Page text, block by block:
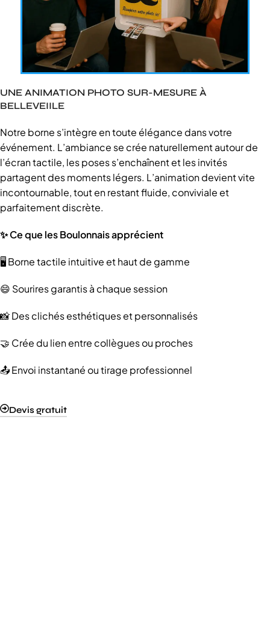
UNE ANIMATION PHOTO SUR-MESURE À
BELLEVEIILE
Notre borne s’intègre en toute élégance dans votre
événement. L’ambiance se crée naturellement autour de
l’écran tactile, les poses s’enchaînent et les invités
partagent des moments légers. L’animation devient vite
incontournable, tout en restant fluide, conviviale et
parfaitement discrète.
✨ Ce que les Boulonnais apprécient
🖥️ Borne tactile intuitive et haut de gamme
😄 Sourires garantis à chaque session
📸 Des clichés esthétiques et personnalisés
🤝 Crée du lien entre collègues ou proches
📤 Envoi instantané ou tirage professionnel
Devis gratuit